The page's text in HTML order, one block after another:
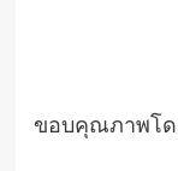
ขอบคุณภาพโด